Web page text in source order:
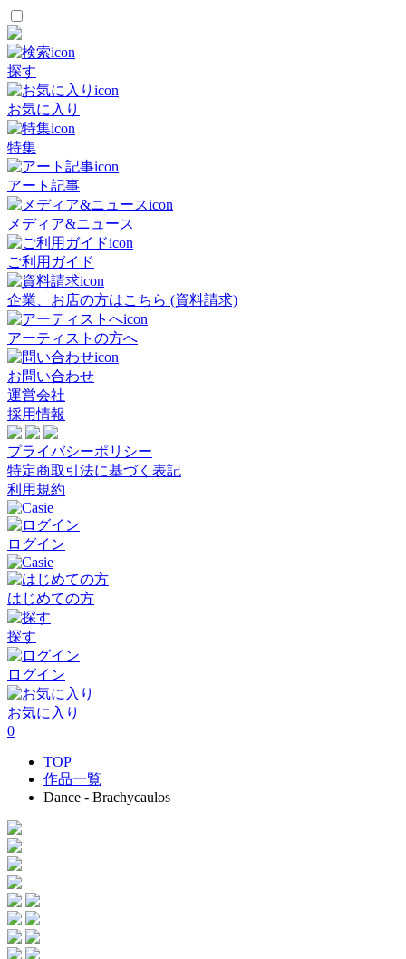
探す
お気に入り
特集
アート記事
メディア&ニュース
ご利用ガイド
企業、お店の方はこちら (資料請求)
アーティストの方へ
お問い合わせ
運営会社
採用情報
プライバシーポリシー
特定商取引法に基づく表記
利用規約
ログイン
はじめての方
探す
ログイン
お気に入り
0
TOP
作品一覧
Dance - Brachycaulos